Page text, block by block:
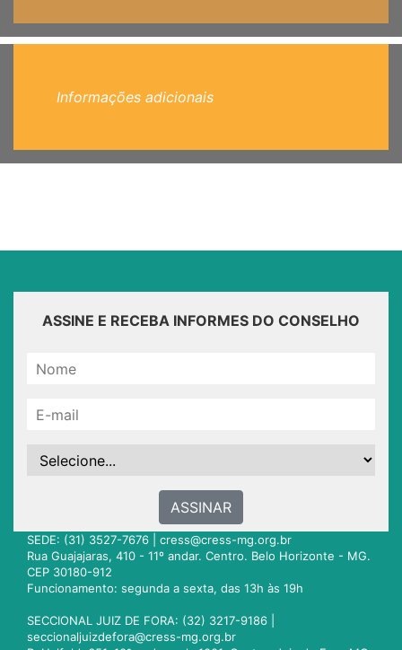
Informações adicionais
ASSINE E RECEBA INFORMES DO CONSELHO
ASSINAR
SEDE: (31) 3527-7676 | cress@cress-mg.org.br
Rua Guajajaras, 410 - 11º andar. Centro. Belo Horizonte - MG.
CEP 30180-912
Funcionamento: segunda a sexta, das 13h às 19h
SECCIONAL JUIZ DE FORA: (32) 3217-9186 |
seccionaljuizdefora@cress-mg.org.br